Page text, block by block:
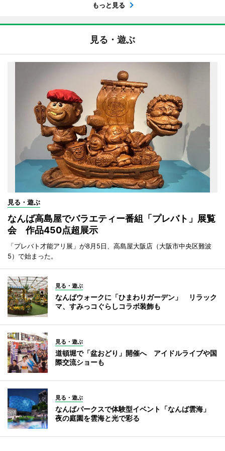
もっと見る
見る・遊ぶ
見る・遊ぶ
なんば高島屋でバラエティー番組「プレバト」展覧
会 作品450点超展示
「プレバト才能アリ展」が8月5日、高島屋大阪店（大阪市中央区難波
5）で始まった。
見る・遊ぶ
なんばウォークに「ひまわりガーデン」 リラック
マ、すみっコぐらしコラボ装飾も
見る・遊ぶ
道頓堀で「盆おどり」開催へ アイドルライブや国
際交流ショーも
見る・遊ぶ
なんばパークスで体験型イベント「なんば雲海」
夜の庭園を雲海と光で彩る